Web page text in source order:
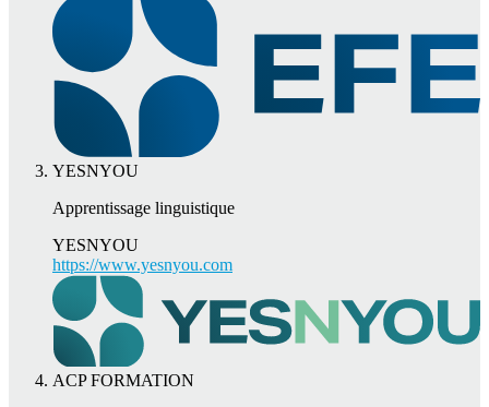
YESNYOU
Apprentissage linguistique
YESNYOU
https://www.yesnyou.com
ACP FORMATION